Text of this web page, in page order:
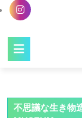
不思議な生き物